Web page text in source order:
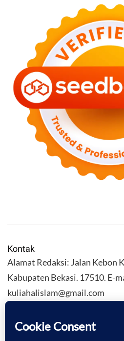
Kontak
Alamat Redaksi: Jalan Kebon
Kabupaten Bekasi. 17510. E-
kuliahalislam@gmail.com